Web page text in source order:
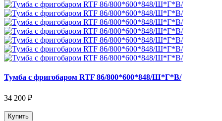
Тумба с фригобаром RTF 86/800*600*848/Ш*Г*В/
34 200 ₽
Купить